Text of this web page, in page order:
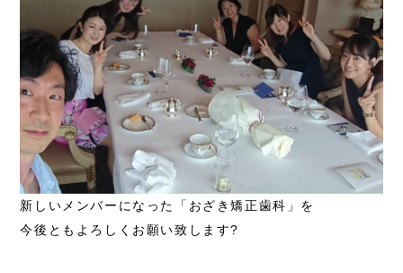
新しいメンバーになった「おざき矯正歯科」を
今後ともよろしくお願い致します?